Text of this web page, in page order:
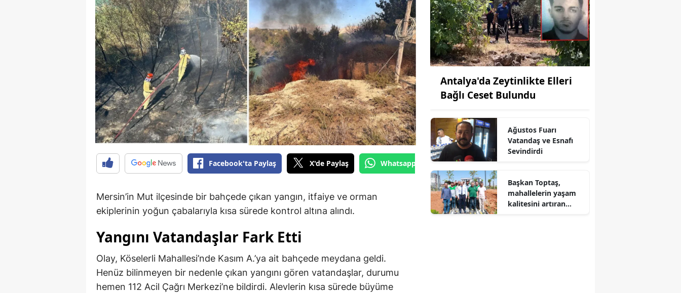
Facebook'ta Paylaş X'de Paylaş Whatsapp'tan Gönder
Mersin’in Mut ilçesinde bir bahçede çıkan yangın, itfaiye ve orman
ekiplerinin yoğun çabalarıyla kısa sürede kontrol altına alındı.
Yangını Vatandaşlar Fark Etti
Olay, Köselerli Mahallesi’nde Kasım A.’ya ait bahçede meydana geldi.
Henüz bilinmeyen bir nedenle çıkan yangını gören vatandaşlar, durumu
hemen 112 Acil Çağrı Merkezi’ne bildirdi. Alevlerin kısa sürede büyüme
Antalya'da Zeytinlikte Elleri
Bağlı Ceset Bulundu
Ağustos Fuarı
Vatandaş ve Esnafı
Sevindirdi
Başkan Toptaş,
mahallelerin yaşam
kalitesini artıran